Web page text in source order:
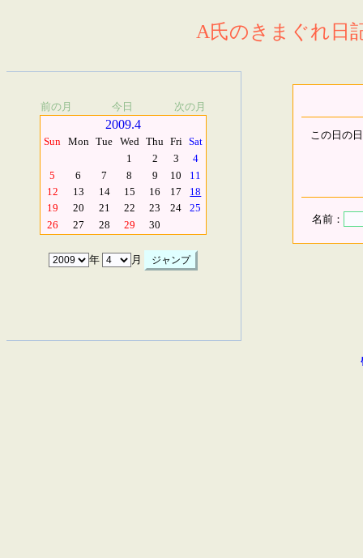
A氏のきまぐれ日
前の月 今日 次の月
2009.4
Sun Mon Tue Wed Thu Fri Sat
1
2 3
4
5
6 7 8 9 10
11
12
13 14 15 16 17
18
19
20 21 22 23 24
25
26
27 28 29 30
年 月
この日の
名前：